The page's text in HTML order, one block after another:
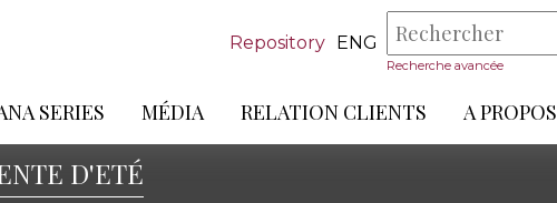
Repository ENG
Recherche avancée
SERIES MÉDIA RELATION CLIENTS A PROPOS
D'ETÉ